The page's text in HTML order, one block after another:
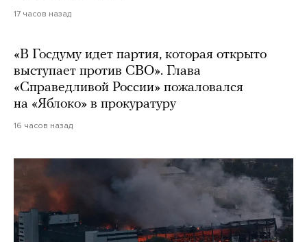
17 часов назад
«В Госдуму идет партия, которая открыто
выступает против СВО». Глава
«Справедливой России» пожаловался
на «Яблоко» в прокуратуру
16 часов назад